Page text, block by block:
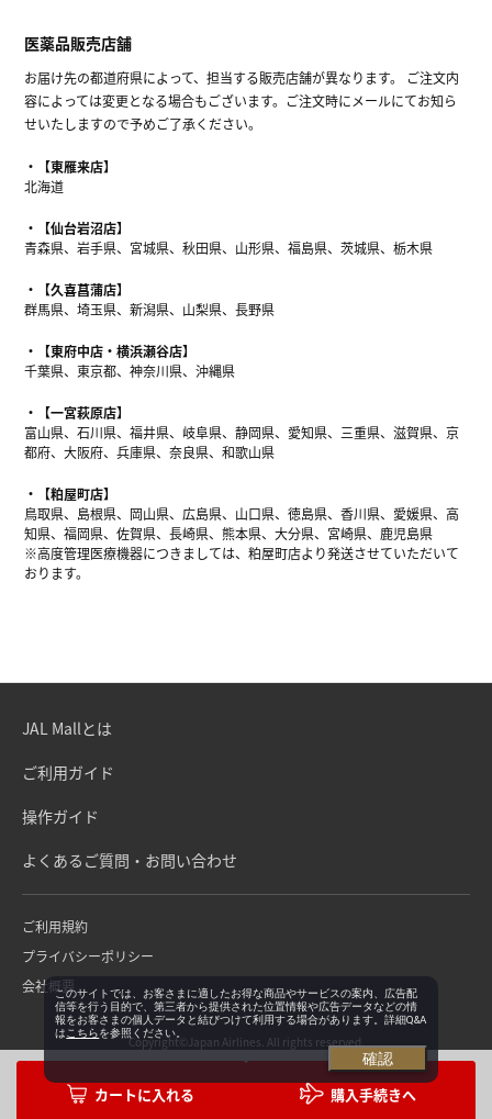
購入手続きへ
医薬品販売店舗
お届け先の都道府県によって、担当する販売店舗が異なります。 ご注文内
容によっては変更となる場合もございます。ご注文時にメールにてお知ら
せいたしますので予めご了承ください。
【東雁来店】
北海道
【仙台岩沼店】
青森県、岩手県、宮城県、秋田県、山形県、福島県、茨城県、栃木県
【久喜菖蒲店】
群馬県、埼玉県、新潟県、山梨県、長野県
【東府中店・横浜瀬谷店】
千葉県、東京都、神奈川県、沖縄県
【一宮萩原店】
富山県、石川県、福井県、岐阜県、静岡県、愛知県、三重県、滋賀県、京
都府、大阪府、兵庫県、奈良県、和歌山県
【粕屋町店】
鳥取県、島根県、岡山県、広島県、山口県、徳島県、香川県、愛媛県、高
知県、福岡県、佐賀県、長崎県、熊本県、大分県、宮崎県、鹿児島県
※高度管理医療機器につきましては、粕屋町店より発送させていただいて
おります。
JAL Mallとは
ご利用ガイド
操作ガイド
よくあるご質問・お問い合わせ
ご利用規約
プライバシーポリシー
会社概要
Copyright©Japan Airlines. All rights reserved.
このサイトでは、お客さまに適したお得な商品やサービスの案内、広告配
信等を行う目的で、第三者から提供された位置情報や広告データなどの情
報をお客さまの個人データと結びつけて利用する場合があります。詳細Q&A
は こちらを参照ください。
確認